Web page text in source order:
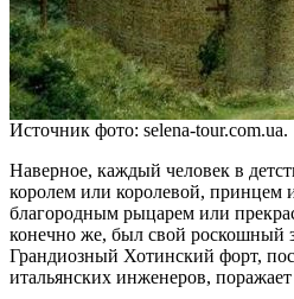
Источник фото: selena-tour.com.ua.
Наверное, каждый человек в
королем или королевой, принцем
благородным рыцарем или
конечно же, был свой роскошный
Грандиозный Хотинский форт,
итальянских инженеров,